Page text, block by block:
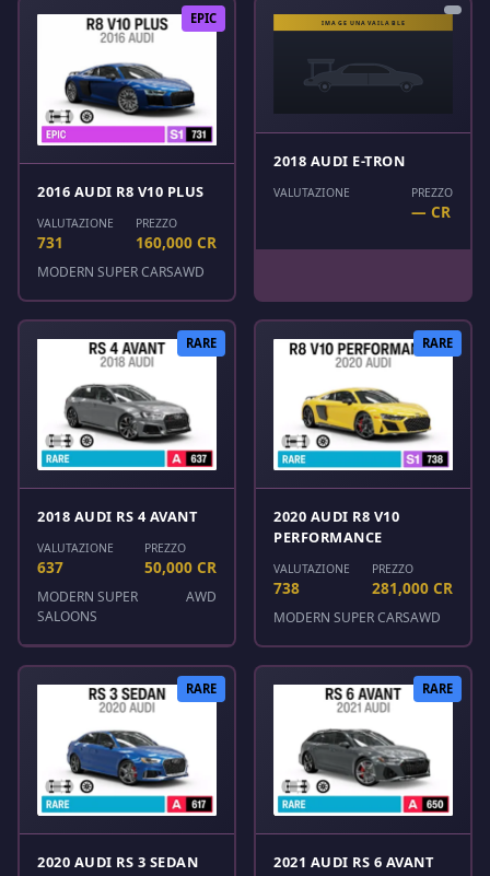
EPIC
2016 AUDI R8 V10 PLUS
VALUTAZIONE
731
PREZZO
160,000 CR
MODERN SUPER CARSAWD
2018 AUDI E-TRON
VALUTAZIONE PREZZO
— CR
RARE
2018 AUDI RS 4 AVANT
VALUTAZIONE
637
PREZZO
50,000 CR
MODERN SUPER
SALOONS
AWD
RARE
2020 AUDI R8 V10
PERFORMANCE
VALUTAZIONE
738
PREZZO
281,000 CR
MODERN SUPER CARSAWD
RARE
2020 AUDI RS 3 SEDAN
RARE
2021 AUDI RS 6 AVANT